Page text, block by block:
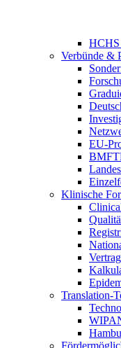
HCHS
Verbünde &
EU-
Klinische
Translation-